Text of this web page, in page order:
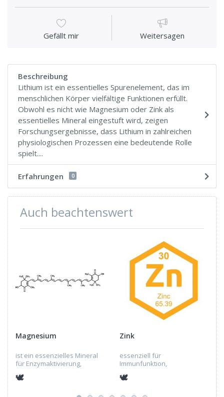
Gefällt mir Weitersagen
Beschreibung
Lithium ist ein essentielles Spurenelement, das im
menschlichen Körper vielfältige Funktionen erfüllt.
Obwohl es nicht wie Magnesium oder Zink als
essentielles Mineral eingestuft wird, zeigen
Forschungsergebnisse, dass Lithium in zahlreichen
physiologischen Prozessen eine bedeutende Rolle
spielt....
Erfahrungen 0
Auch beachtenswert
Magnesium
ist ein essenzielles Mineral
für Enzymaktivierung,
und Nervenfunktion,
🕊
Zink
essenziell für
Immunfunktion,
Enzymfunktionen,
🕊